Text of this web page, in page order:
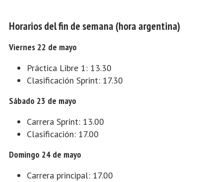
Horarios del fin de semana (hora argentina)
Viernes 22 de mayo
Práctica Libre 1: 13.30
Clasificación Sprint: 17.30
Sábado 23 de mayo
Carrera Sprint: 13.00
Clasificación: 17.00
Domingo 24 de mayo
Carrera principal: 17.00